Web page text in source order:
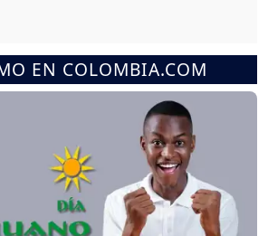
EN COLOMBIA.COM